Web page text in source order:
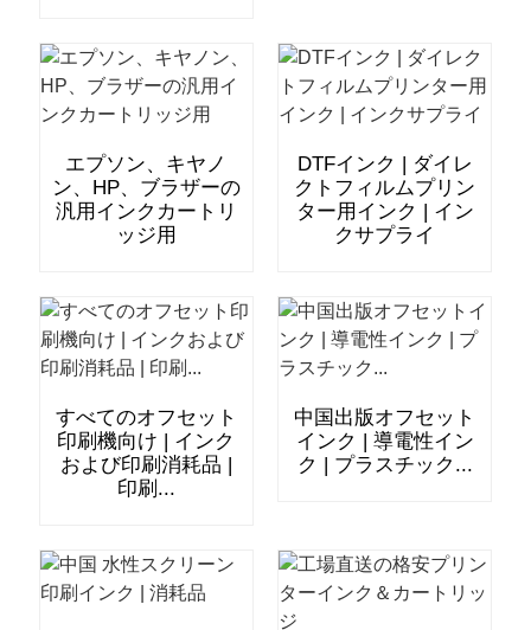
エプソン、キヤノ
ン、HP、ブラザーの
汎用インクカートリ
ッジ用
DTFインク | ダイレ
クトフィルムプリン
ター用インク | イン
クサプライ
すべてのオフセット
印刷機向け | インク
および印刷消耗品 |
印刷...
中国出版オフセット
インク | 導電性イン
ク | プラスチック...